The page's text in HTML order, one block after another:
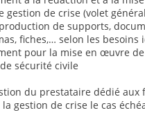
gestion de crise (volet
de supports,
fiches,… selon les besoins
pour la mise en œuvre
sécurité civile
du prestataire dédié aux
gestion de crise le cas